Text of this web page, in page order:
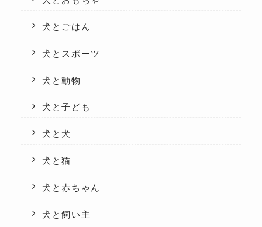
犬とごはん
犬とスポーツ
犬と動物
犬と子ども
犬と犬
犬と猫
犬と赤ちゃん
犬と飼い主